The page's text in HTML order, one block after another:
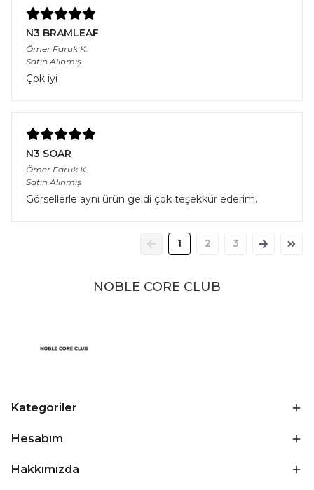
N3 BRAMLEAF
Ömer Faruk K.
Satın Alınmış
Çok iyi
N3 SOAR
Ömer Faruk K.
Satın Alınmış
Görsellerle aynı ürün geldi çok teşekkür ederim.
1 2 3
NOBLE CORE CLUB
Kategoriler
Hesabım
Hakkımızda